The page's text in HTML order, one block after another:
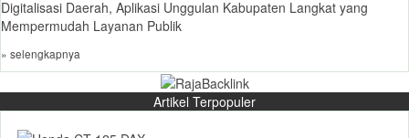
Digitalisasi Daerah, Aplikasi Unggulan Kabupaten Langkat yang
Mempermudah Layanan Publik
» selengkapnya
Artikel Terpopuler